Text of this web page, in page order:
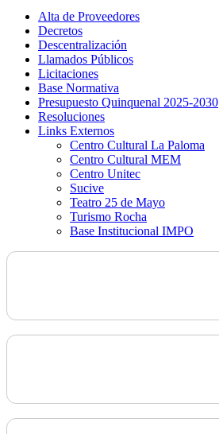
Alta de Proveedores
Decretos
Descentralización
Llamados Públicos
Licitaciones
Base Normativa
Presupuesto Quinquenal 2025-2030
Resoluciones
Links Externos
Centro Cultural La Paloma
Centro Cultural MEM
Centro Unitec
Sucive
Teatro 25 de Mayo
Turismo Rocha
Base Institucional IMPO